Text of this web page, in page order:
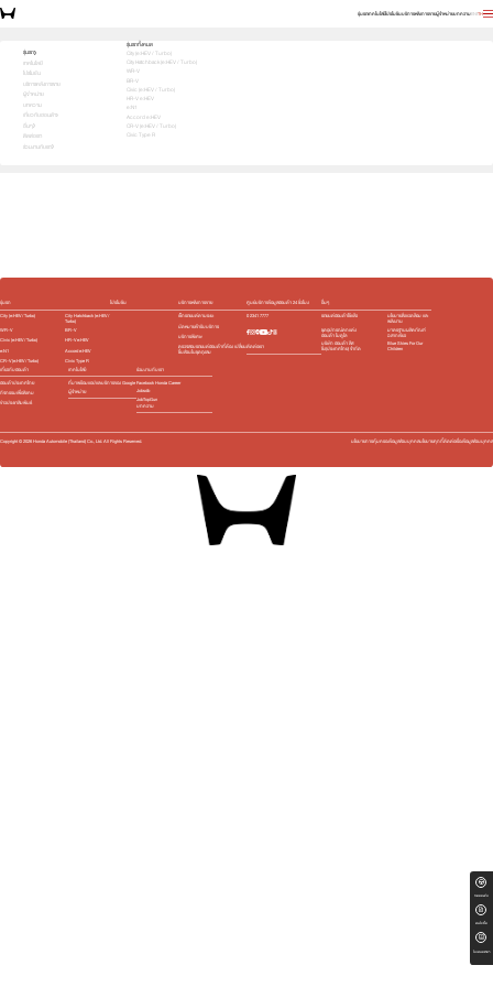
รุ่นรถเทคโนโลยีโปรโมชันบริการหลังการขายผู้จำหน่ายบทความENTH
รุ่นรถ
เทคโนโลยี
โปรโมชัน
บริการหลังการขาย
ผู้จำหน่าย
บทความ
เกี่ยวกับฮอนด้า
อื่นๆ
ติดต่อเรา
ร่วมงานกับเรา
รุ่นรถทั้งหมด
City (e:HEV / Turbo)
City Hatchback (e:HEV / Turbo)
WR-V
BR-V
Civic (e:HEV / Turbo)
HR-V e:HEV
e:N1
Accord e:HEV
CR-V (e:HEV / Turbo)
Civic Type R
ทดลองขับ
สนใจซื้อ
ใบเสนอราคา
สัมผัสความสปอร์ต ด้วยตัวคุณเอง ทดลองขับเลย!
3 เลือกคันที่ใช่
รุ่นรถ
City (e:HEV / Turbo)
City Hatchback (e:HEV /
Turbo)
WR-V
BR-V
Civic (e:HEV / Turbo)
HR-V e:HEV
e:N1
Accord e:HEV
CR-V (e:HEV / Turbo)
Civic Type R
โปรโมชัน
บริการหลังการขาย
เช็กรถยนต์ตามระยะ
นัดหมายเข้ารับบริการ
บริการพิเศษ
ตรวจสอบรถยนต์ฮอนด้าที่ต้อง เปลี่ยน
ชิ้นส่วนในชุดถุงลม
ศูนย์บริการข้อมูลฮอนด้า 24 ชั่วโมง
0 2341 7777
ติดต่อเรา
อื่นๆ
รถยนต์ฮอนด้าใช้แล้ว
นโยบายสิ่งแวดล้อม และ
พลังงาน
ชุดอุปกรณ์ตกแต่ง​
ฮอนด้า โมดูโล
มาตรฐานผลิตภัณฑ์
ฉลากเขียว
บริษัท ฮอนด้า ลีส
ซิ่ง(ประเทศไทย) จำกัด
Blue Skies For Our
Children
เกี่ยวกับฮอนด้า
ฮอนด้าประเทศไทย
กิจกรรมเพื่อสังคม
ข่าวประชาสัมพันธ์
เทคโนโลยี
ที่มาพร้อมแอปและบริการของ Google
ผู้จำหน่าย
ร่วมงานกับเรา
Facebook Honda Career
Jobsdb
JobTopGun
บทความ
Copyright ©2026Honda Automobile (Thailand) Co., Ltd. All Rights Reserved. นโยบายการคุ้มครองข้อมูลส่วนบุคคลนโยบายคุกกี้ติดต่อเรื่องข้อมูลส่วนบุคคล